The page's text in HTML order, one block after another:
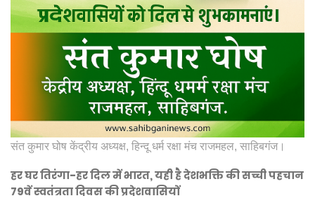
संत कुमार घोष केंद्रीय अध्यक्ष, हिन्दू धर्म रक्षा मंच राजमहल, साहिबगंज।
हर घर तिरंगा-हर दिल में भारत, यही है देशभक्ति की सच्ची पहचान
79वें स्वतंत्रता दिवस की प्रदेशवासियों